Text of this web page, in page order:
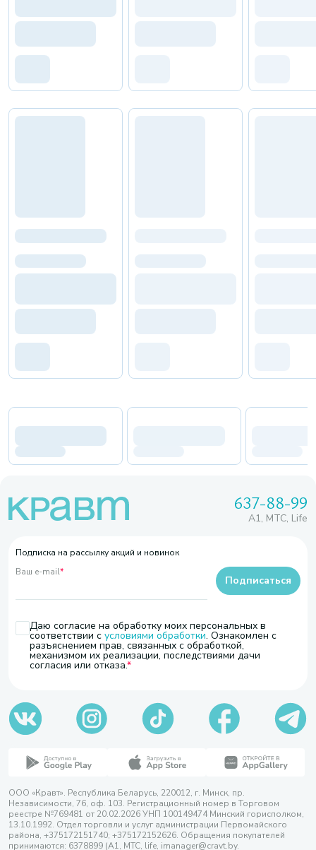
637-88-99
A1, МТС, Life
Подписка на рассылку акций и новинок
Ваш e-mail*
Даю согласие на обработку моих персональных в
соответствии с условиями обработки. Ознакомлен с
разъяснением прав, связанных с обработкой,
механизмом их реализации, последствиями дачи
согласия или отказа.
Подписаться
ООО «Кравт». Республика Беларусь, 220012, г. Минск, пр.
Независимости, 76, оф. 103. Регистрационный номер в Торговом
реестре №769481 от 20.02.2026 УНП 100149474 Минский горисполком,
13.10.1992. Отдел торговли и услуг администрации Первомайского
района, +375172151740; +375172152626. Обращения покупателей
принимаются: 6378899 (А1, МТС, life, imanager@cravt.by.